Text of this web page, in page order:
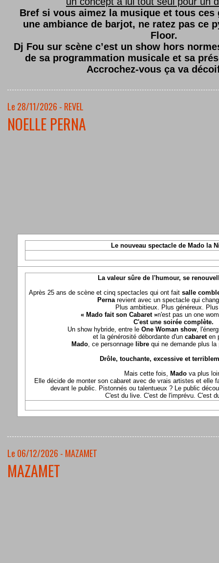
Bref si vous aimez la musique et tous ces
une ambiance de barjot, ne ratez pas ce
Floor.
Dj Fou sur scène c’est un show hors
de sa programmation musicale et sa
Accrochez-vous ça va
Le 28/11/2026 - REVEL
NOELLE PERNA
Le nouveau spectacle de Mado la
La valeur sûre de l'humour, se
Après 25 ans de scène et cinq spectacles qui ont fait salle
Pernarevient avec un spectacle qui
Plus ambitieux. Plus généreux.
« Mado fait son Cabaret »n'est pas un one
C'est une soirée complète.
Un show hybride, entre le One Woman show,
et la générosité débordante d'un cabaret en
Mado, ce personnage librequi ne demande plus la
Drôle, touchante, excessive et
Mais cette fois, Mado va plus
Elle décide de monter son cabaret avec de vrais artistes et elle
devant le public. Pistonnés ou talentueux ? Le public
C'est du live. C'est de l'imprévu. C'est
Le 06/12/2026 - MAZAMET
MAZAMET